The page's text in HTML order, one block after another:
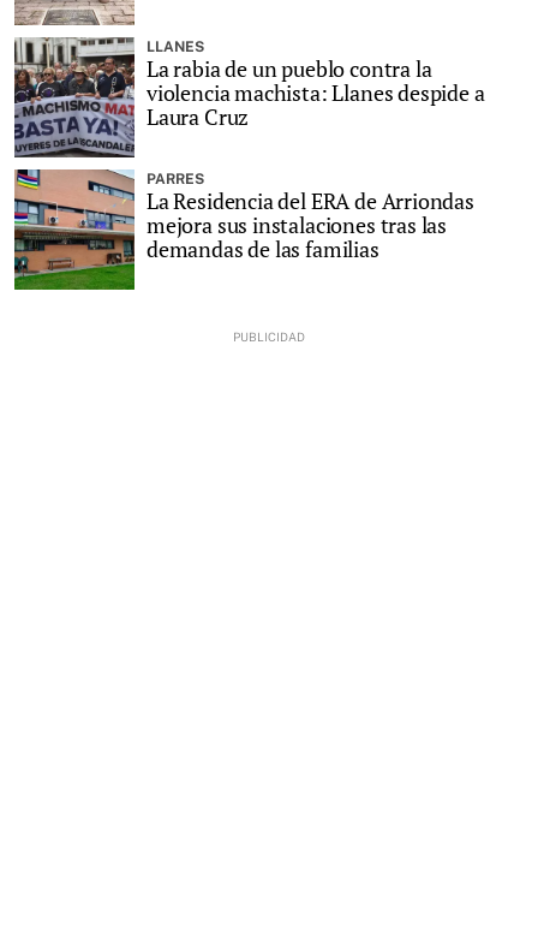
LLANES
La rabia de un pueblo contra la
violencia machista: Llanes despide a
Laura Cruz
PARRES
La Residencia del ERA de Arriondas
mejora sus instalaciones tras las
demandas de las familias